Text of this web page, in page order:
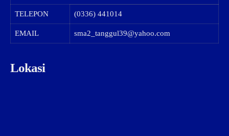
TELEPON (0336) 441014
EMAIL sma2_tanggul39@yahoo.com
Lokasi